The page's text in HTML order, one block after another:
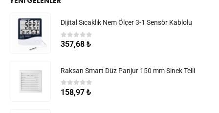
Dijital Sıcaklık Nem Ölçer 3-1 Sensör Kablolu
05 üzerinden
357,68 ₺
Raksan Smart Düz Panjur 150 mm Sinek Telli
0 5 üzerinden
158,97 ₺